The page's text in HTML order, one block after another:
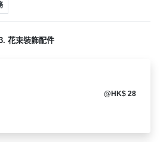
花束裝飾配件
@HK$ 28